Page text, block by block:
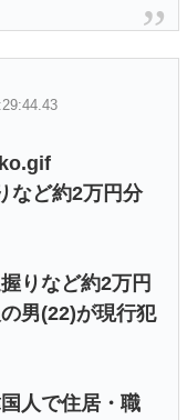
など約2万円分
りなど約2万円
男(22)が現行犯
人で住居・職